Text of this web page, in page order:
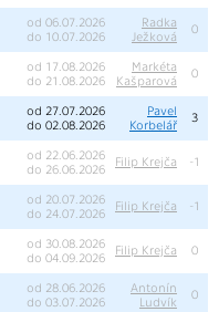
od 06.07.2026
do 10.07.2026
Radka
Ježková
0
od 17.08.2026
do 21.08.2026
Markéta
Kašparová
0
od 27.07.2026
do 02.08.2026
Pavel
Korbelář
3
od 22.06.2026
do 26.06.2026
Filip Krejča -1
od 20.07.2026
do 24.07.2026
Filip Krejča -1
od 30.08.2026
do 04.09.2026
Filip Krejča 0
od 28.06.2026
do 03.07.2026
Antonín
Ludvík
0